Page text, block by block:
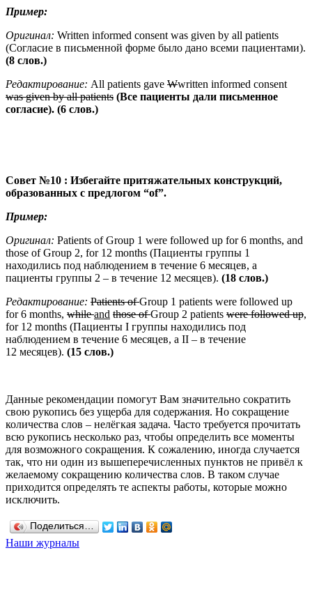
Пример:
Оригинал: Written informed consent was given by all patients
(Согласие в письменной форме было дано всеми пациентами).
(8 слов.)
Редактирование: All patients gave Wwritten informed consent
was given by all patients (Все пациенты дали письменное
согласие). (6 слов.)
Совет №10 : Избегайте притяжательных конструкций,
образованных с предлогом “of”.
Пример:
Оригинал: Patients of Group 1 were followed up for 6 months, and
those of Group 2, for 12 months (Пациенты группы 1
находились под наблюдением в течение 6 месяцев, а
пациенты группы 2 – в течение 12 месяцев). (18 слов.)
Редактирование: Patients ofGroup 1 patients were followed up
for 6 months, whileand those ofGroup 2 patients were followed up,
for 12 months (Пациенты I группы находились под
наблюдением в течение 6 месяцев, а II – в течение
12 месяцев). (15 слов.)
Данные рекомендации помогут Вам значительно сократить
свою рукопись без ущерба для содержания. Но сокращение
количества слов – нелёгкая задача. Часто требуется прочитать
всю рукопись несколько раз, чтобы определить все моменты
для возможного сокращения. К сожалению, иногда случается
так, что ни один из вышеперечисленных пунктов не привёл к
желаемому сокращению количества слов. В таком случае
приходится определять те аспекты работы, которые можно
исключить.
Поделиться…
Наши журналы